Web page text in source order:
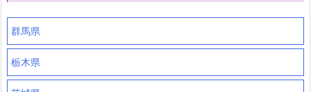
群馬県
栃木県